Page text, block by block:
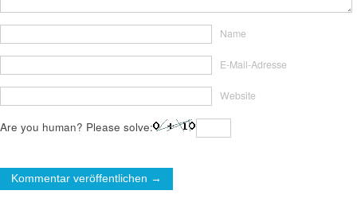
Name
E-Mail-Adresse
Website
Are you human? Please solve: